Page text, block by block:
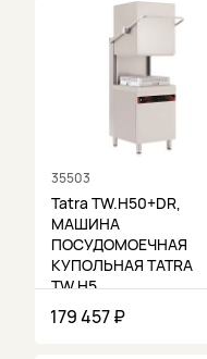
35503
Tatra TW.H50+DR,
МАШИНА
ПОСУДОМОЕЧНАЯ
КУПОЛЬНАЯ TATRA
TW.H5…
179 457 ₽